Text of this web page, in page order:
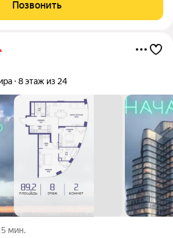
корпусе, который
Позвонить
8 этаж из 24
мин.